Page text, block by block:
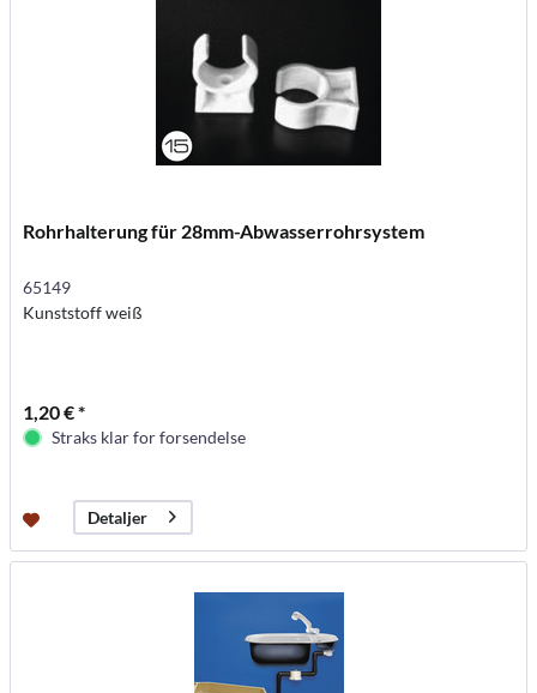
Rohrhalterung für 28mm-Abwasserrohrsystem
65149
Kunststoff weiß
1,20 € *
Straks klar for forsendelse
Detaljer